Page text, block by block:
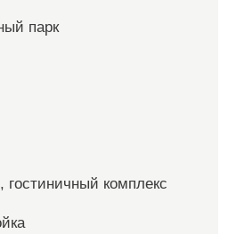
парк
гостиничный комплекс